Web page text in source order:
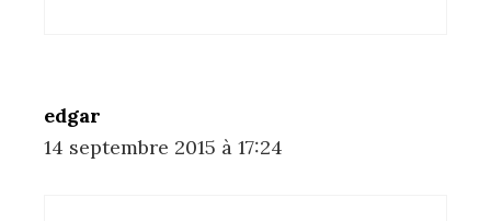
edgar
14 septembre 2015 à 17:24